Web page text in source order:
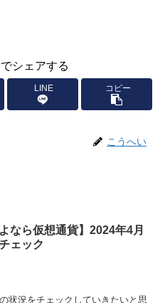
シェアする
LINE コピー
こうへい
よなら仮想通貨】2024年4月
ェック